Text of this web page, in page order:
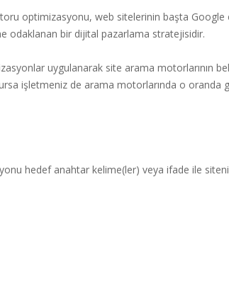
optimizasyonu, web sitelerinin başta
odaklanan bir dijital pazarlama stratejisidir.
uygulanarak site arama motorlarının
işletmeniz de arama motorlarında o
hedef anahtar kelime(ler) veya ifade ile